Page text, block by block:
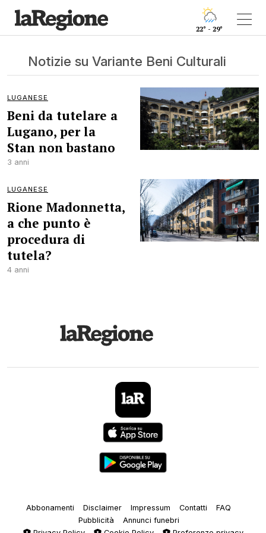
22° - 29°
Notizie su Variante Beni Culturali
LUGANESE
Beni da tutelare a
Lugano, per la
Stan non bastano
3 anni
LUGANESE
Rione Madonnetta,
a che punto è
procedura di
tutela?
4 anni
Abbonamenti Disclaimer Impressum Contatti
FAQ
Pubblicità
Annunci funebri